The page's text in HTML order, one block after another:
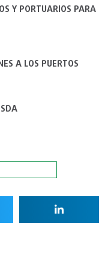
Y PORTUARIOS PARA
A LOS PUERTOS